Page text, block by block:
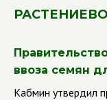
ввоза семян
Кабмин утвердил